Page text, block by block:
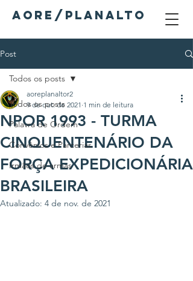
AORE/PLANALTO
Post
Todos os posts
Palavra de Ordem
Convênios e Parcerias
Irmãos de armas
Todos os posts
NPOR 1993 - TURMA
CINQUENTENÁRIO DA
FORÇA EXPEDICIONÁRIA
BRASILEIRA
aoreplanaltor2
9 de out. de 2021 1 min de leitura
Atualizado: 4 de nov. de 2021